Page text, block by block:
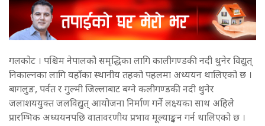
गलकोट । पश्चिम नेपालकोे समृद्धिका लागि कालीगण्डकी नदी थुनेर विद्युत्
निकाल्नका लागि यहाँका स्थानीय तहको पहलमा अध्ययन थालिएको छ ।
बागलुङ, पर्वत र गुल्मी जिल्लाबाट बग्ने कलीगण्डकी नदी थुनेर
जलाशययुक्त जलविद्युत् आयोजना निर्माण गर्ने लक्ष्यका साथ अहिले
प्रारम्भिक अध्ययनपछि वातावरणीय प्रभाव मूल्याङ्कन गर्न थालिएको छ ।